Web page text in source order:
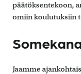
päätöksentekoon,
omiin koulutuksiin
Jaamme